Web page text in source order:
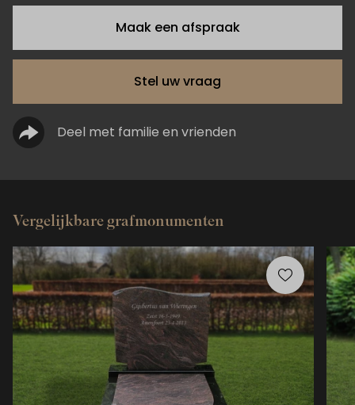
Maak een afspraak
Stel uw vraag
Deel met familie en vrienden
Vergelijkbare grafmonumenten